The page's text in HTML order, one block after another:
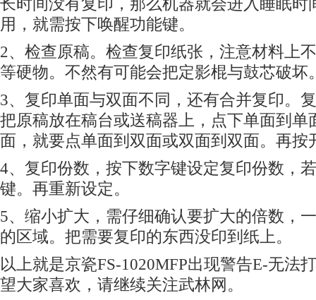
长时间没有复印，那么机器就会进入睡眠时
用，就需按下唤醒功能键。
2、检查原稿。检查复印纸张，注意材料上
等硬物。不然有可能会把定影棍与鼓芯破坏
3、复印单面与双面不同，还有合并复印。
把原稿放在稿台或送稿器上，点下单面到单
面，就要点单面到双面或双面到双面。再按
4、复印份数，按下数字键设定复印份数，
键。再重新设定。
5、缩小扩大，需仔细确认要扩大的倍数，
的区域。把需要复印的东西没印到纸上。
以上就是京瓷FS-1020MFP出现警告E-无法
望大家喜欢，请继续关注武林网。